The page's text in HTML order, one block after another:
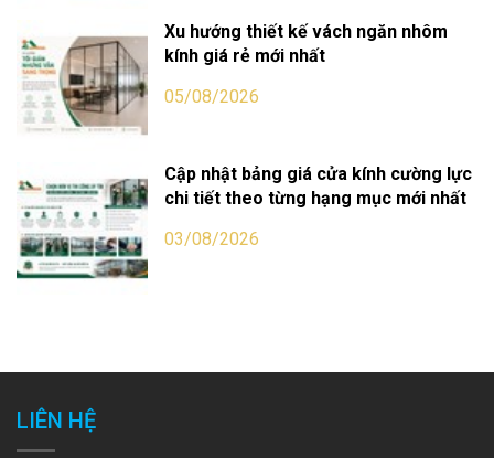
Xu hướng thiết kế vách ngăn nhôm
kính giá rẻ mới nhất
05/08/2026
Cập nhật bảng giá cửa kính cường lực
chi tiết theo từng hạng mục mới nhất
03/08/2026
LIÊN HỆ